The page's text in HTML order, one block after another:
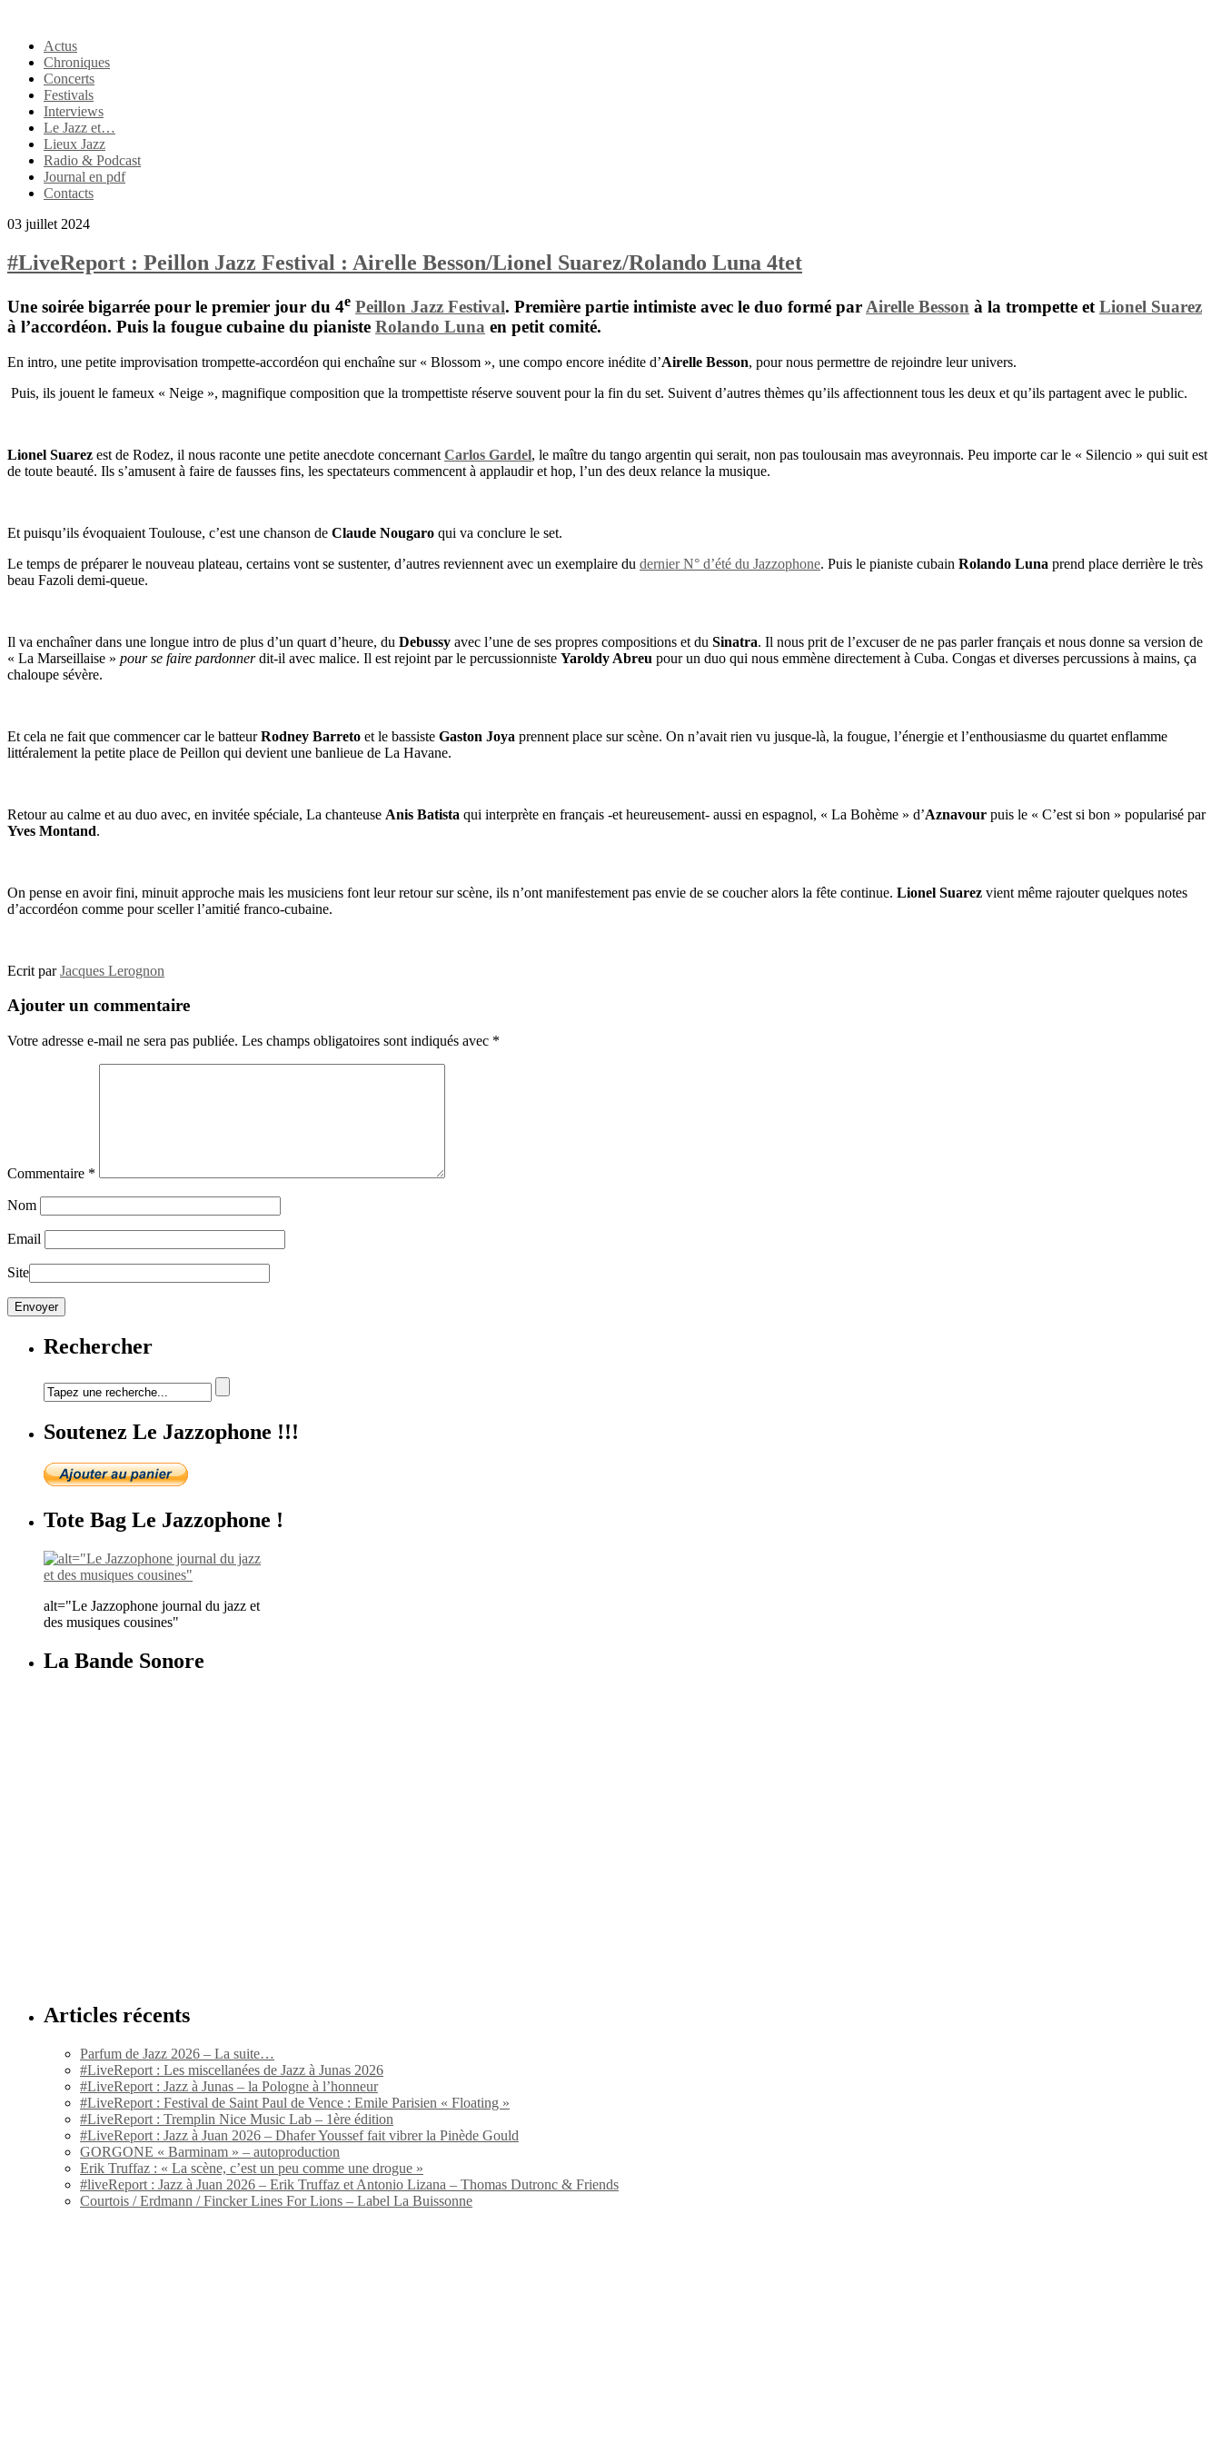
Actus
Chroniques
Concerts
Festivals
Interviews
Le Jazz et…
Lieux Jazz
Radio & Podcast
Journal en pdf
Contacts
03 juillet 2024
#LiveReport : Peillon Jazz Festival : Airelle Besson/Lionel Suarez/Rolando Luna 4tet
Une soirée bigarrée pour le premier jour du 4e Peillon Jazz Festival. Première partie intimiste avec le duo formé par Airelle Besson à la trompette et Lionel Suarez
à l’accordéon. Puis la fougue cubaine du pianiste Rolando Luna en petit comité.
En intro, une petite improvisation trompette-accordéon qui enchaîne sur « Blossom », une compo encore inédite d’Airelle Besson, pour nous permettre de rejoindre leur univers.
Puis, ils jouent le fameux « Neige », magnifique composition que la trompettiste réserve souvent pour la fin du set. Suivent d’autres thèmes qu’ils affectionnent tous les deux et qu’ils partagent avec le public.
Lionel Suarez est de Rodez, il nous raconte une petite anecdote concernant Carlos Gardel, le maître du tango argentin qui serait, non pas toulousain mas aveyronnais. Peu importe car le « Silencio » qui suit est
de toute beauté. Ils s’amusent à faire de fausses fins, les spectateurs commencent à applaudir et hop, l’un des deux relance la musique.
Et puisqu’ils évoquaient Toulouse, c’est une chanson de Claude Nougaro qui va conclure le set.
Le temps de préparer le nouveau plateau, certains vont se sustenter, d’autres reviennent avec un exemplaire du dernier N° d’été du Jazzophone. Puis le pianiste cubain Rolando Luna prend place derrière le très
beau Fazoli demi-queue.
Il va enchaîner dans une longue intro de plus d’un quart d’heure, du Debussy avec l’une de ses propres compositions et du Sinatra. Il nous prit de l’excuser de ne pas parler français et nous donne sa version de
« La Marseillaise » pour se faire pardonnerdit-il avec malice. Il est rejoint par le percussionniste Yaroldy Abreu pour un duo qui nous emmène directement à Cuba. Congas et diverses percussions à mains, ça
chaloupe sévère.
Et cela ne fait que commencer car le batteurRodney Barreto et le bassiste Gaston Joya prennent place sur scène. On n’avait rien vu jusque-là, la fougue, l’énergie et l’enthousiasme du quartet enflamme
littéralement la petite place de Peillon qui devient une banlieue de La Havane.
Retour au calme et au duo avec, en invitée spéciale, La chanteuse Anis Batista qui interprète en français -et heureusement- aussi en espagnol, « La Bohème » d’Aznavour puis le « C’est si bon » popularisé par
Yves Montand.
On pense en avoir fini, minuit approche mais les musiciens font leur retour sur scène, ils n’ont manifestement pas envie de se coucher alors la fête continue. Lionel Suarez vient même rajouter quelques notes
d’accordéon comme pour sceller l’amitié franco-cubaine.
Ecrit parJacques Lerognon
Ajouter un commentaire
Votre adresse e-mail ne sera pas publiée. Les champs obligatoires sont indiqués avec *
Commentaire *
Nom
Email
Site
Rechercher
Soutenez Le Jazzophone !!!
Tote Bag Le Jazzophone !
alt="Le Jazzophone journal du jazz et
des musiques cousines"
La Bande Sonore
Articles récents
Parfum de Jazz 2026 – La suite…
#LiveReport : Les miscellanées de Jazz à Junas 2026
#LiveReport : Jazz à Junas – la Pologne à l’honneur
#LiveReport : Festival de Saint Paul de Vence : Emile Parisien « Floating »
#LiveReport : Tremplin Nice Music Lab – 1ère édition
#LiveReport : Jazz à Juan 2026 – Dhafer Youssef fait vibrer la Pinède Gould
GORGONE « Barminam » – autoproduction
Erik Truffaz : « La scène, c’est un peu comme une drogue »
#liveReport : Jazz à Juan 2026 – Erik Truffaz et Antonio Lizana – Thomas Dutronc & Friends
Courtois / Erdmann / Fincker Lines For Lions – Label La Buissonne